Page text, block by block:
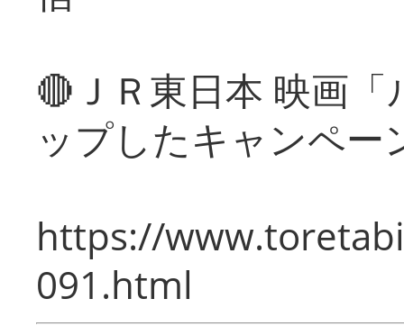
🔴ＪＲ東日本 映画
ップしたキャンペー
https://
091.html